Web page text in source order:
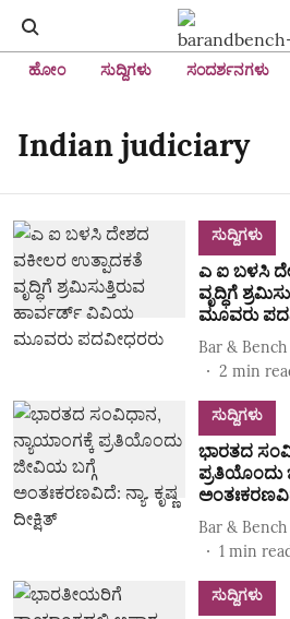
ಹೋಂ ಸುದ್ದಿಗಳು ಸಂದರ್ಶನಗಳು
Indian judiciary
ಸುದ್ದಿಗಳು
ಎ ಐ ಬಳಸಿ
ವೃದ್ಧಿಗೆ
ಮೂವರು
Bar & Bench
2 min
ಸುದ್ದಿಗಳು
ಭಾರತದ
ಪ್ರತಿಯೊಂದು
ಅಂತಃಕರಣವಿದೆ:
Bar & Bench
1 min
ಸುದ್ದಿಗಳು